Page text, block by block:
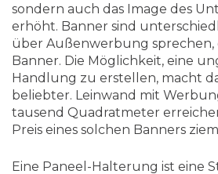
sondern auch das Image des
erhöht. Banner sind
über Außenwerbung sprechen,
Banner. Die Möglichkeit, eine
Handlung zu erstellen, macht
beliebter. Leinwand mit
tausend Quadratmeter
Preis eines solchen Banners
Eine Paneel-Halterung ist eine